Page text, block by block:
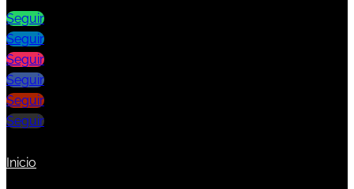
Seguir
Seguir
Seguir
Seguir
Seguir
Seguir
Inicio